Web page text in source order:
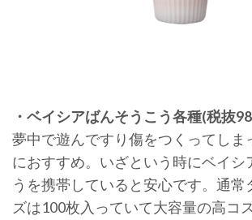
・ベイシアばんそうこう各種(税抜
夢中で遊んですり傷をつくってしま
におすすめ。いざという時にベイシ
うを携帯していると安心です。通常
ズは100枚入っていて大容量の高コ